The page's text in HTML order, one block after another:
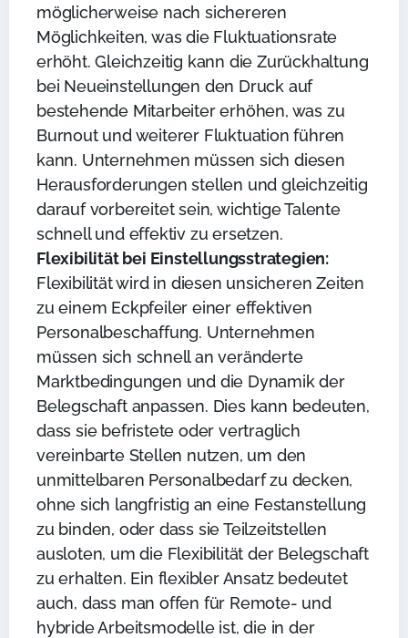
möglicherweise nach sichereren
Möglichkeiten, was die Fluktuationsrate
erhöht. Gleichzeitig kann die Zurückhaltung
bei Neueinstellungen den Druck auf
bestehende Mitarbeiter erhöhen, was zu
Burnout und weiterer Fluktuation führen
kann. Unternehmen müssen sich diesen
Herausforderungen stellen und gleichzeitig
darauf vorbereitet sein, wichtige Talente
schnell und effektiv zu ersetzen.
Flexibilität bei Einstellungsstrategien:
Flexibilität wird in diesen unsicheren Zeiten
zu einem Eckpfeiler einer effektiven
Personalbeschaffung. Unternehmen
müssen sich schnell an veränderte
Marktbedingungen und die Dynamik der
Belegschaft anpassen. Dies kann bedeuten,
dass sie befristete oder vertraglich
vereinbarte Stellen nutzen, um den
unmittelbaren Personalbedarf zu decken,
ohne sich langfristig an eine Festanstellung
zu binden, oder dass sie Teilzeitstellen
ausloten, um die Flexibilität der Belegschaft
zu erhalten. Ein flexibler Ansatz bedeutet
auch, dass man offen für Remote- und
hybride Arbeitsmodelle ist, die in der